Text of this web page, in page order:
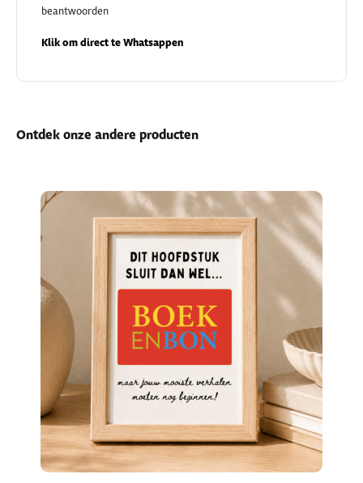
beantwoorden
Klik om direct te Whatsappen
Ontdek onze andere producten